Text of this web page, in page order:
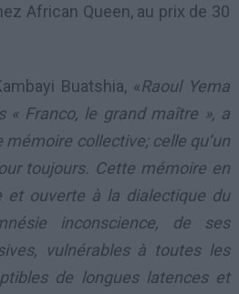
African Queen, au prix de 30
Buatshia, «Raoul Yema
« Franco, le grand maître », a
mémoire collective; celle qu’un
toujours. Cette mémoire en
et ouverte à la dialectique du
inconscience, de ses
vulnérables à toutes les
de longues latences et